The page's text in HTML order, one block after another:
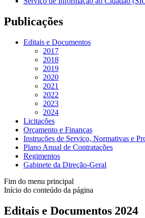
Publicações
Editais e Documentos
2017
2018
2019
2020
2021
2022
2023
2024
Licitações
Orçamento e Finanças
Instruções de Serviço, Normativas e
Plano Anual de Contratações
Regimentos
Gabinete da Direção-Geral
Fim do menu principal
Início do conteúdo da página
Editais e Documentos 2024